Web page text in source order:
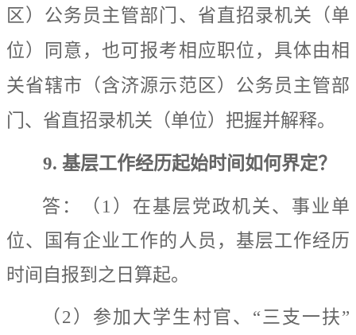
区） 公务员主管部门 、省直招录机关（单
位）同意，也可报考相应职位 ， 具体由相
关省辖市 （含济源示范区） 公务员主管部
门 、省直招录机关（单位） 把握并解释。
9. 基层工作经历起始时间如何界定？
答：（ 1 ）在基层党政机关、事业单
位、国有企业工作的人员，基层工作经历
时间自报到之日算起。
（ 2 ）参加大学生村官、 “三支一扶”